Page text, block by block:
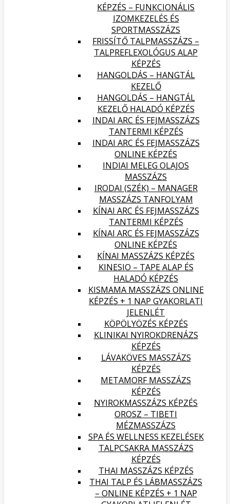
KÉPZÉS – FUNKCIONÁLIS
IZOMKEZELÉS ÉS
SPORTMASSZÁZS
FRISSÍTŐ TALPMASSZÁZS –
TALPREFLEXOLÓGUS ALAP
KÉPZÉS
HANGOLDÁS – HANGTÁL
KEZELŐ
HANGOLDÁS – HANGTÁL
KEZELŐ HALADÓ KÉPZÉS
INDAI ARC ÉS FEJMASSZÁZS
TANTERMI KÉPZÉS
INDAI ARC ÉS FEJMASSZÁZS
ONLINE KÉPZÉS
INDIAI MELEG OLAJOS
MASSZÁZS
IRODAI (SZÉK) – MANAGER
MASSZÁZS TANFOLYAM
KÍNAI ARC ÉS FEJMASSZÁZS
TANTERMI KÉPZÉS
KÍNAI ARC ÉS FEJMASSZÁZS
ONLINE KÉPZÉS
KÍNAI MASSZÁZS KÉPZÉS
KINESIO – TAPE ALAP ÉS
HALADÓ KÉPZÉS
KISMAMA MASSZÁZS ONLINE
KÉPZÉS + 1 NAP GYAKORLATI
JELENLÉT
KÖPÖLYÖZÉS KÉPZÉS
KLINIKAI NYIROKDRENÁZS
KÉPZÉS
LÁVAKÖVES MASSZÁZS
KÉPZÉS
METAMORF MASSZÁZS
KÉPZÉS
NYIROKMASSZÁZS KÉPZÉS
OROSZ – TIBETI
MÉZMASSZÁZS
SPA ÉS WELLNESS KEZELÉSEK
TALPCSAKRA MASSZÁZS
KÉPZÉS
THAI MASSZÁZS KÉPZÉS
THAI TALP ÉS LÁBMASSZÁZS
– ONLINE KÉPZÉS + 1 NAP